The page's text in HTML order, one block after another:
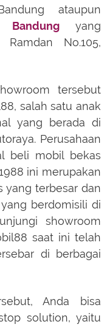
ataupun
yang
No.105,
tersebut
salah satu anak
yang berada di
Perusahaan
beli mobil bekas
ini merupakan
yang terbesar dan
berdomisili di
showroom
saat ini telah
di berbagai
Anda bisa
solution, yaitu